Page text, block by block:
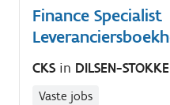
directeur Evoluties
btw‑regelgeving en
Finance Specialist
CKS in DILSEN-
Vaste jobs